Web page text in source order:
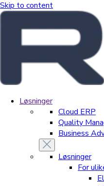
Skip to content
Løsninger
Cloud ERP
Quality
Business
Løsninger
For